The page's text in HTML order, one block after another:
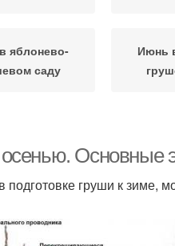
яблонево-
саду
Июнь
саду
саду
Основные
груши к зиме,